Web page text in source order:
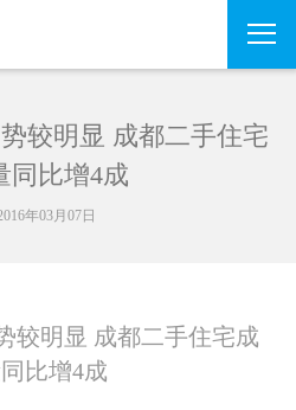
较明显 成都二手住宅
同比增4成
年03月07日
较明显 成都二手住宅成
比增4成